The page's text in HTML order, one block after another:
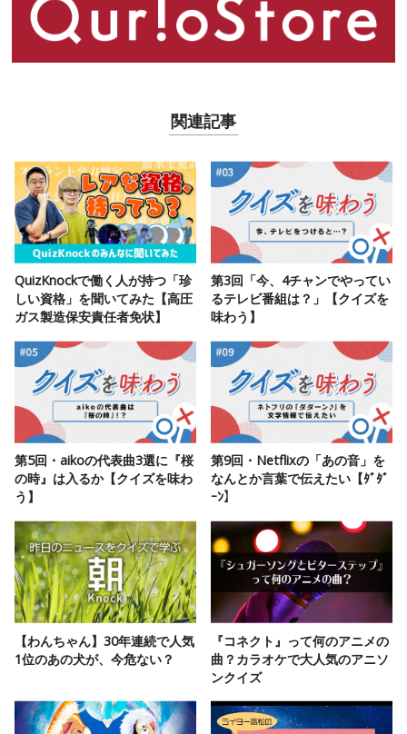
関連記事
QuizKnockで働く人が持つ「珍
しい資格」を聞いてみた【高圧
ガス製造保安責任者免状】
第3回「今、4チャンでやってい
るテレビ番組は？」【クイズを
味わう】
第5回・aikoの代表曲3選に『桜
の時』は入るか【クイズを味わ
う】
第9回・Netflixの「あの音」を
なんとか言葉で伝えたい【ﾀﾞﾀﾞ
ｰﾝ】
【わんちゃん】30年連続で人気
1位のあの犬が、今危ない？
『コネクト』って何のアニメの
曲？カラオケで大人気のアニソ
ンクイズ